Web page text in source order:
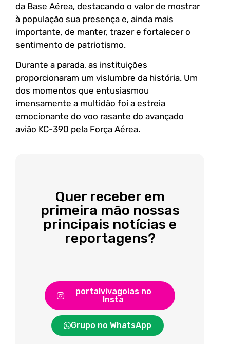
da Base Aérea, destacando o valor de mostrar
à população sua presença e, ainda mais
importante, de manter, trazer e fortalecer o
sentimento de patriotismo.
Durante a parada, as instituições
proporcionaram um vislumbre da história. Um
dos momentos que entusiasmou
imensamente a multidão foi a estreia
emocionante do voo rasante do avançado
avião KC-390 pela Força Aérea.
Quer receber em
primeira mão nossas
principais notícias e
reportagens?
portalvivagoias no
Insta
Grupo no WhatsApp